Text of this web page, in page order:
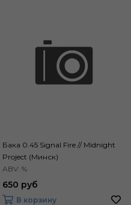
Бака 0.45 Signal Fire // Midnight
Project (Минск)
ABV: %
650 руб
В корзину